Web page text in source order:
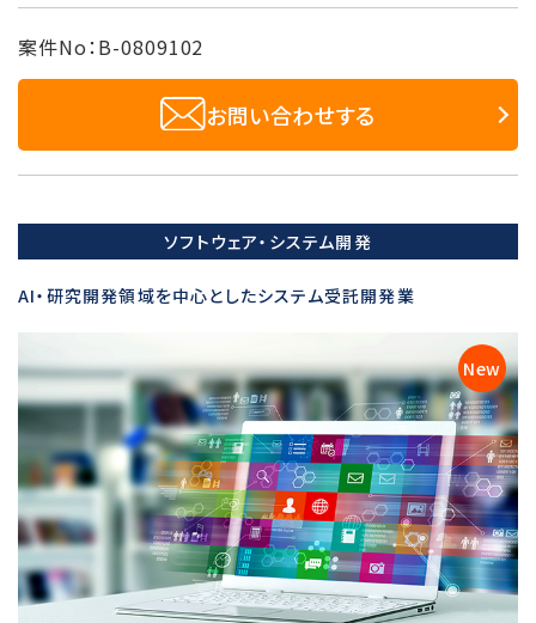
案件No：B-0809102
お問い合わせする
ソフトウェア・システム開発
AI・研究開発領域を中心としたシステム受託開発業